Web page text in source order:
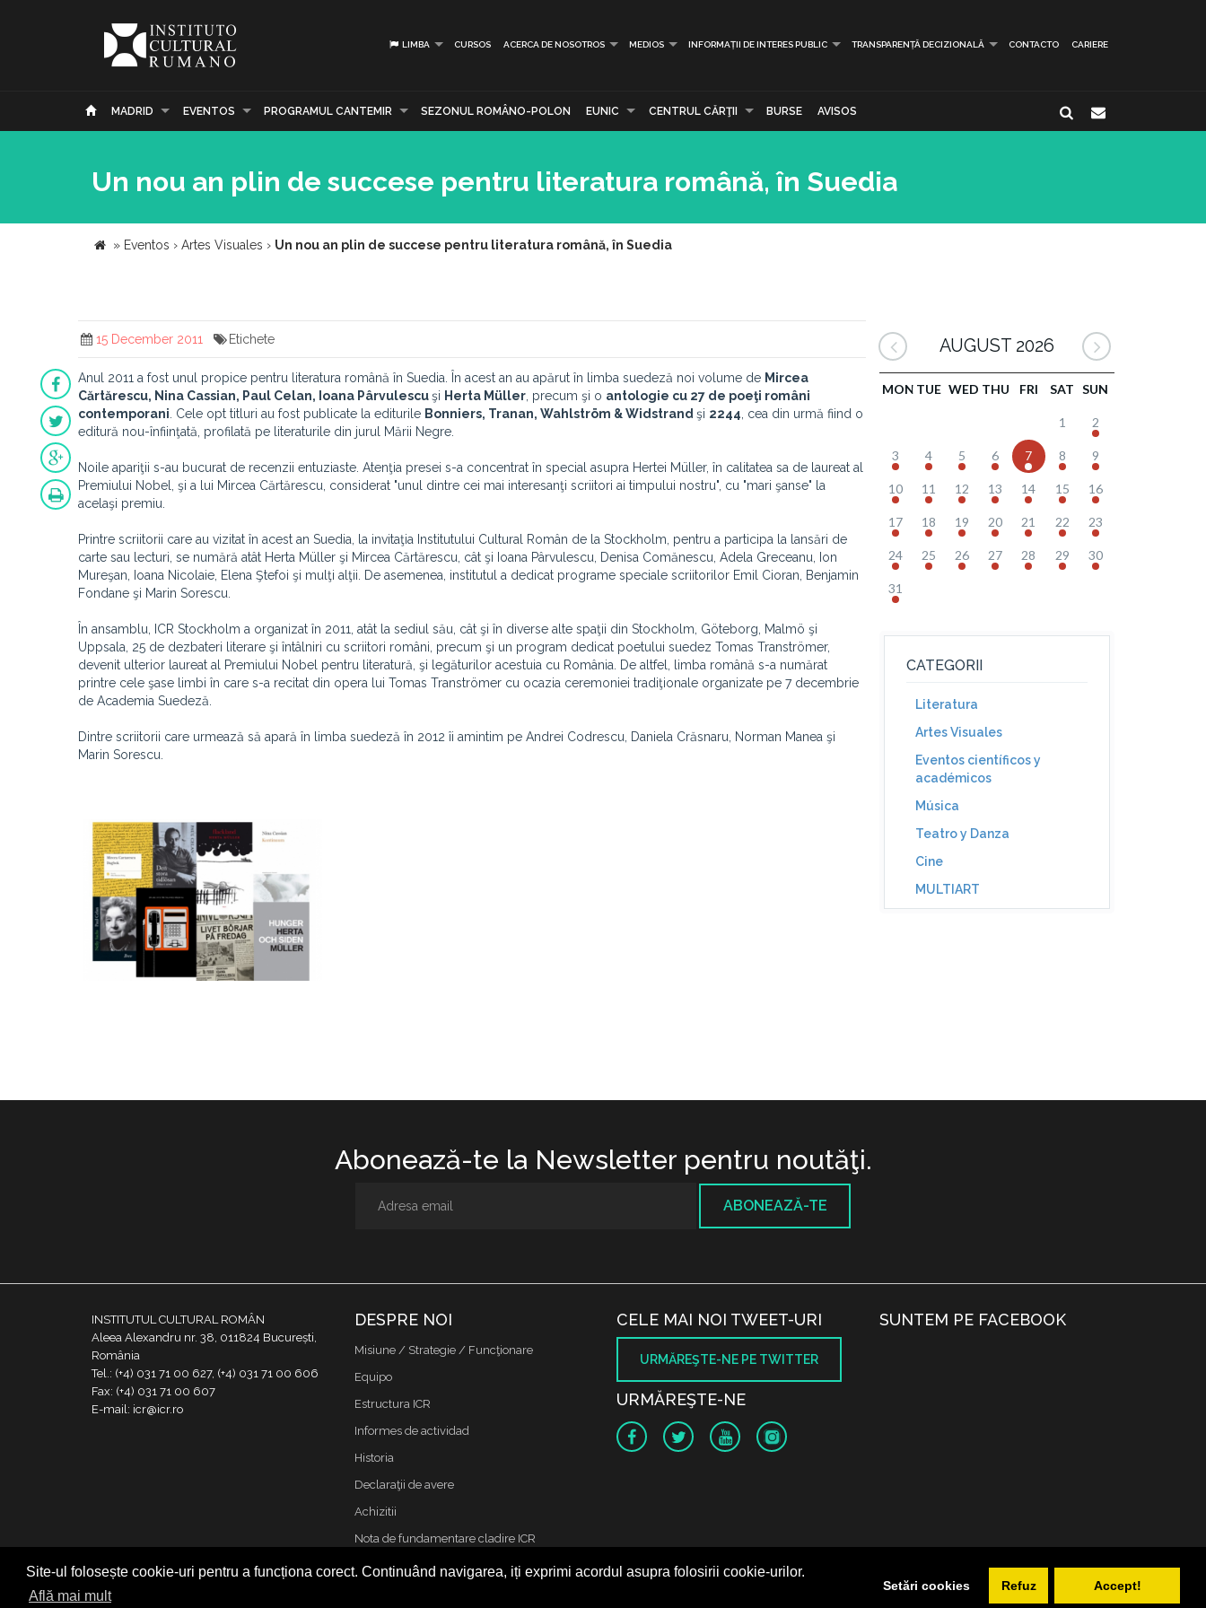
Site-ul folosește cookie-uri pentru a funcționa corect. Continuând navigarea, iți exprimi acordul asupra folosirii cookie-urilor.
Află mai mult
Setări cookies Refuz Accept!
LIMBA CURSOS ACERCA DE NOSOTROS MEDIOS INFORMAȚII DE INTERES PUBLIC TRANSPARENȚĂ DECIZIONALĂ CONTACTO CARIERE
MADRID EVENTOS PROGRAMUL CANTEMIR SEZONUL ROMÂNO-POLON EUNIC CENTRUL CĂRŢII BURSE AVISOS
Un nou an plin de succese pentru literatura română, în Suedia
» Eventos › Artes Visuales › Un nou an plin de succese pentru literatura română, în Suedia
15 December 2011 Etichete
Anul 2011 a fost unul propice pentru literatura română în Suedia. În acest an au apărut în limba suedeză noi volume de Mircea
Cărtărescu, Nina Cassian, Paul Celan, Ioana Pârvulescuşi Herta Müller , precum şi o antologie cu 27 de poeţi români
contemporani . Cele opt titluri au fost publicate la editurile Bonniers, Tranan, Wahlström & Widstrand şi 2244 , cea din urmă fiind o
editură nou-înfiinţată, profilată pe literaturile din jurul Mării Negre.
Noile apariţii s-au bucurat de recenzii entuziaste. Atenţia presei s-a concentrat în special asupra Hertei Müller, în calitatea sa de laureat al
Premiului Nobel, şi a lui Mircea Cărtărescu, considerat "unul dintre cei mai interesanţi scriitori ai timpului nostru", cu "mari şanse" la
acelaşi premiu.
Printre scriitorii care au vizitat în acest an Suedia, la invitaţia Institutului Cultural Român de la Stockholm, pentru a participa la lansări de
carte sau lecturi, se numără atât Herta Müller şi Mircea Cărtărescu, cât şi Ioana Pârvulescu, Denisa Comănescu, Adela Greceanu, Ion
Mureşan, Ioana Nicolaie, Elena Ştefoi şi mulţi alţii. De asemenea, institutul a dedicat programe speciale scriitorilor Emil Cioran, Benjamin
Fondane şi Marin Sorescu.
În ansamblu, ICR Stockholm a organizat în 2011, atât la sediul său, cât şi în diverse alte spaţii din Stockholm, Göteborg, Malmö şi
Uppsala, 25 de dezbateri literare şi întâlniri cu scriitori români, precum şi un program dedicat poetului suedez Tomas Tranströmer,
devenit ulterior laureat al Premiului Nobel pentru literatură, şi legăturilor acestuia cu România. De altfel, limba română s-a numărat
printre cele şase limbi în care s-a recitat din opera lui Tomas Tranströmer cu ocazia ceremoniei tradiţionale organizate pe 7 decembrie
de Academia Suedeză.
Dintre scriitorii care urmează să apară în limba suedeză în 2012 îi amintim pe Andrei Codrescu, Daniela Crăsnaru, Norman Manea şi
Marin Sorescu.
AUGUST 2026
MON TUE WED THU FRI SAT SUN
1 2
3 4 5 6 7 8 9
10 11 12 13 14 15 16
17 18 19 20 21 22 23
24 25 26 27 28 29 30
31
CATEGORII
Literatura
Artes Visuales
Eventos científicos y
académicos
Música
Teatro y Danza
Cine
MULTIART
Abonează-te la Newsletter pentru noutăţi.
ABONEAZĂ-TE
INSTITUTUL CULTURAL ROMÂN
Aleea Alexandru nr. 38, 011824 București,
România
Tel.: (+4) 031 71 00 627, (+4) 031 71 00 606
Fax: (+4) 031 71 00 607
E-mail: icr@icr.ro
DESPRE NOI
Misiune / Strategie / Funcţionare
Equipo
Estructura ICR
Informes de actividad
Historia
Declaraţii de avere
Achizitii
Nota de fundamentare cladire ICR
Contacto
CELE MAI NOI TWEET-URI
URMĂREŞTE-NE PE TWITTER
URMĂREŞTE-NE
SUNTEM PE FACEBOOK